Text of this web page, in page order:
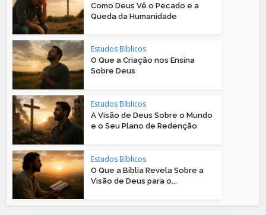
Como Deus Vê o Pecado e a
Queda da Humanidade
Estudos Bíblicos
O Que a Criação nos Ensina
Sobre Deus
Estudos Bíblicos
A Visão de Deus Sobre o Mundo
e o Seu Plano de Redenção
Estudos Bíblicos
O Que a Bíblia Revela Sobre a
Visão de Deus para o...